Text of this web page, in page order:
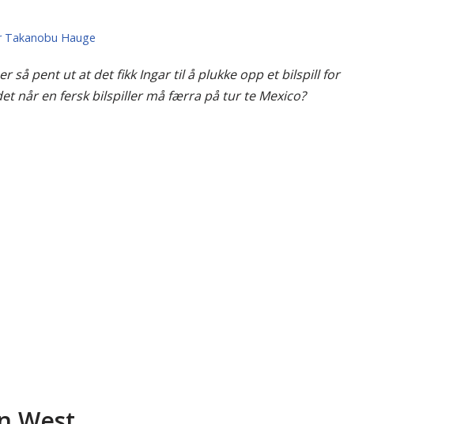
Takanobu Hauge
så pent ut at det fikk Ingar til å plukke opp et bilspill for
når en fersk bilspiller må færra på tur te Mexico?